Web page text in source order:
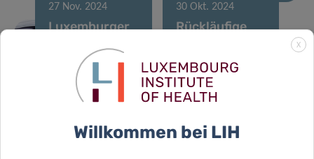
27 Nov. 2024
Luxemburger
unter den
meistzitierten
Wissenschaftlern
30 Okt. 2024
Rückläufige
in Luxemburg
zeigen
vielversprechende
X
Willkommen bei LIH